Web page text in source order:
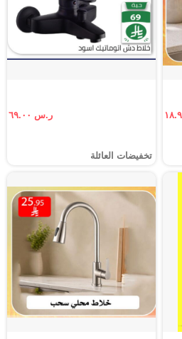
ر.س ٦٩.٠٠
تخفيضات العائلة